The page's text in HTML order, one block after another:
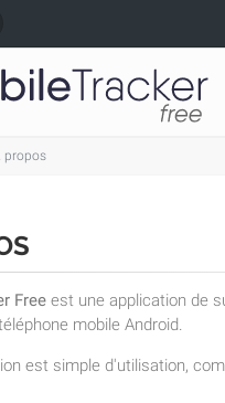
propos
Free est une application de
mobile Android.
est simple d'utilisation,